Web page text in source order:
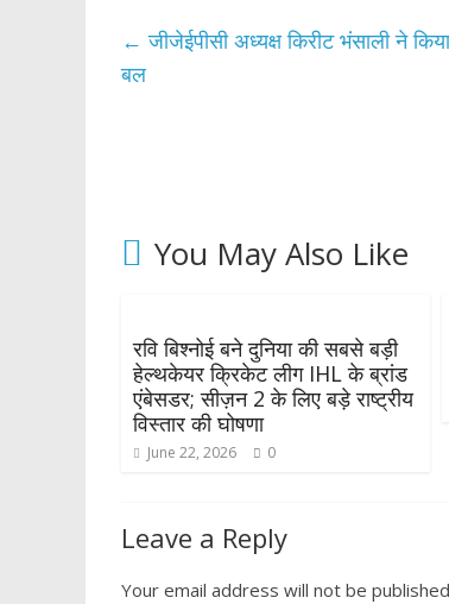
← जीजेईपीसी अध्यक्ष किरीट भंसाली ने
बल
You May Also Like
रवि बिश्नोई बने दुनिया की सबसे बड़ी
हेल्थकेयर क्रिकेट लीग IHL के ब्रांड
एंबेसडर; सीज़न 2 के लिए बड़े राष्ट्रीय
विस्तार की घोषणा
June 22, 2026 0
Leave a Reply
Your email address will not be